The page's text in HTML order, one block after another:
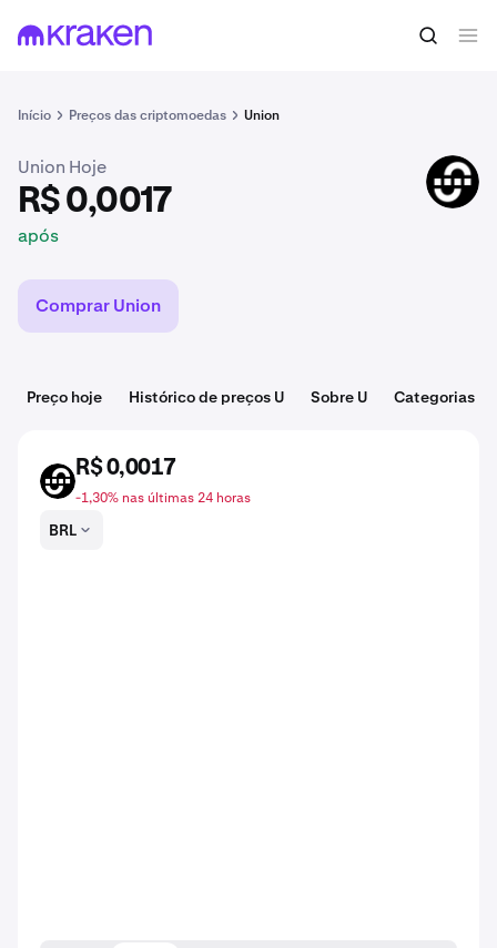
Início Preços das criptomoedas Union
R$ 0,0017 Comprar U
Union Hoje
R$ 0,0017
após
U
Comprar Union
Preço hoje Histórico de preços U Sobre U Categorias
U
R$ 0,0017
-1,30% nas últimas 24 horas
BRL